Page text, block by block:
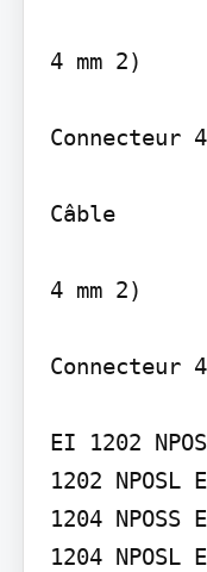
4 mm 2)
Connecteur
Câble
4 mm 2)
Connecteur
EI 1202
1202 NPOSL
1204 NPOSS
1204 NPOSL